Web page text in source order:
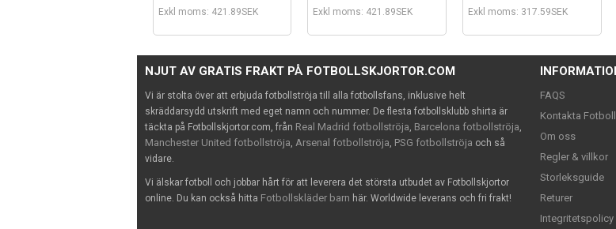
Exkl moms: 421.89SEK Exkl moms: 421.89SEK Exkl moms: 317.59SEK
NJUT AV GRATIS FRAKT PÅ FOTBOLLSKJORTOR.COM
Vi är stolta över att erbjuda fotbollströja till alla fotbollsfans, inklusive helt
skräddarsydd utskrift med eget namn och nummer. De flesta fotbollsklubb shirta är
täckta på Fotbollskjortor.com, från Real Madrid fotbollströja Barcelona fotbollströja
Manchester United fotbollströja Arsenal fotbollströja PSG fotbollströja och så
vidare.
Vi älskar fotboll och jobbar hårt för att leverera det största utbudet av Fotbollskjortor
online. Du kan också hitta Fotbollskläder barn här. Worldwide leverans och fri frakt!
FAQS
Kontakta
Om oss
Regler & villkor
Storleksguide
Returer
Integritetspolicy